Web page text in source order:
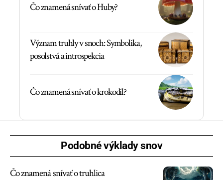
Čo znamená snívať o Huby?
Význam truhly v snoch: Symbolika,
posolstvá a introspekcia
Čo znamená snívať o krokodíl?
Podobné výklady snov
Čo znamená snívať o truhlica